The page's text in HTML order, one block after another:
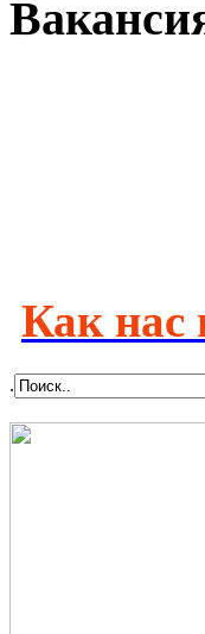
Как нас
.